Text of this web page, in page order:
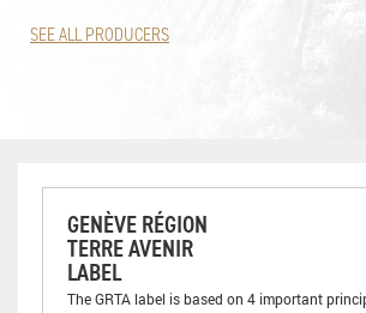
SEE ALL PRODUCERS
GENÈVE RÉGION
TERRE AVENIR
LABEL
The GRTA label is based on 4 important